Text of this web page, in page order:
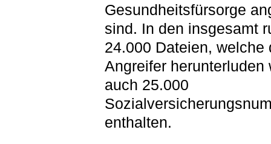
Gesundheitsfürsorge
sind. In den insgesamt
24.000 Dateien, welche
Angreifer herunterluden
auch 25.000
enthalten.